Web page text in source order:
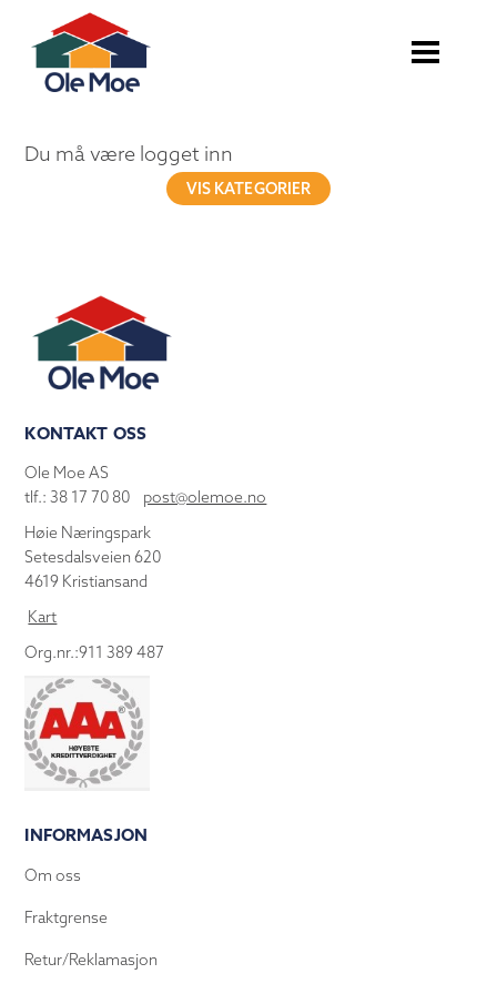
Du må være logget inn
VIS KATEGORIER
KONTAKT OSS
Ole Moe AS
tlf.: 38 17 70 80 post@olemoe.no
Høie Næringspark
Setesdalsveien 620
4619 Kristiansand
Kart
Org.nr.:911 389 487
INFORMASJON
Om oss
Fraktgrense
Retur/Reklamasjon